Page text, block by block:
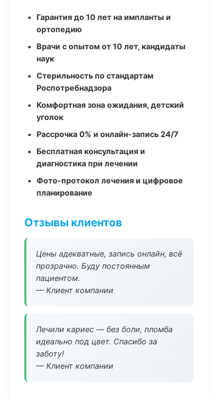
Гарантия до 10 лет на импланты и
ортопедию
Врачи с опытом от 10 лет, кандидаты
наук
Стерильность по стандартам
Роспотребнадзора
Комфортная зона ожидания, детский
уголок
Рассрочка 0% и онлайн-запись 24/7
Бесплатная консультация и
диагностика при лечении
Фото-протокол лечения и цифровое
планирование
Отзывы клиентов
Цены адекватные, запись онлайн, всё
прозрачно. Буду постоянным
пациентом.
— Клиент компании
Лечили кариес — без боли, пломба
идеально под цвет. Спасибо за
заботу!
— Клиент компании